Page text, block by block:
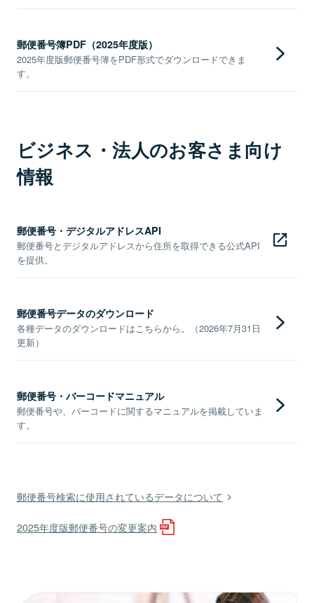
郵便番号簿PDF（2025年度版）
2025年度版郵便番号簿をPDF形式でダウンロードできま
す。
ビジネス・法人のお客さま向け
情報
郵便番号・デジタルアドレスAPI
郵便番号とデジタルアドレスから住所を取得できる公式API
を提供。
郵便番号データのダウンロード
各種データのダウンロードはこちらから。（2026年7月31日
更新）
郵便番号・バーコードマニュアル
郵便番号や、バーコードに関するマニュアルを掲載していま
す。
郵便番号検索に使用されているデータについて
2025年度版郵便番号の変更案内